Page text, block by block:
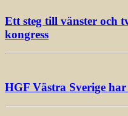
Ett steg till vänster och
kongress
HGF Västra Sverige